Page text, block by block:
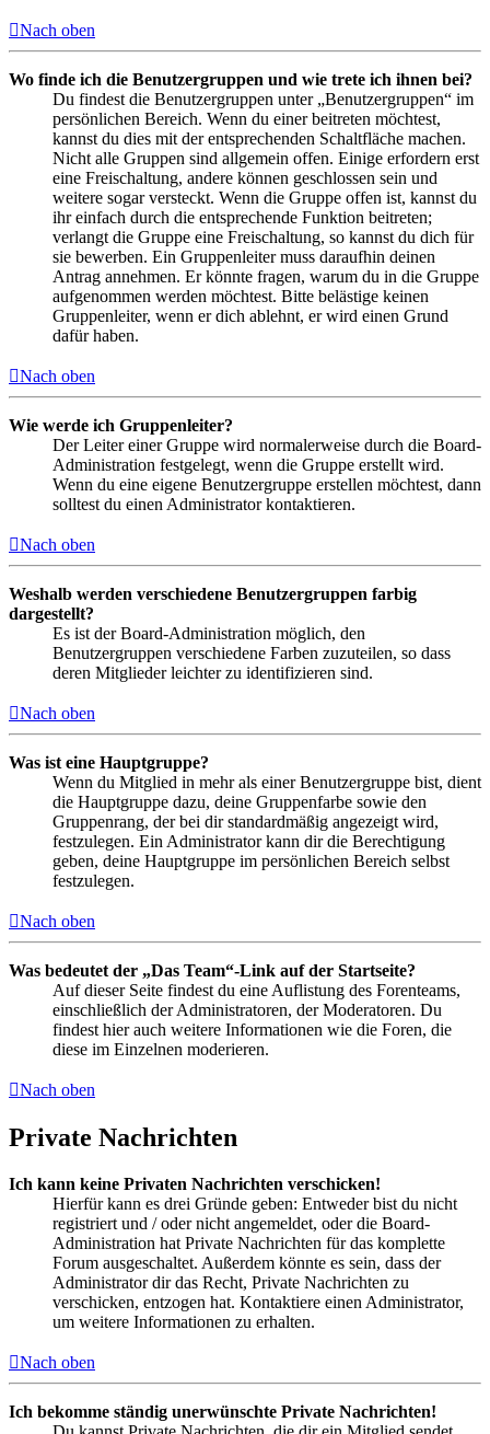
Nach oben
Wo finde ich die Benutzergruppen und wie trete ich ihnen bei?
Du findest die Benutzergruppen unter „Benutzergruppen“ im
persönlichen Bereich. Wenn du einer beitreten möchtest,
kannst du dies mit der entsprechenden Schaltfläche machen.
Nicht alle Gruppen sind allgemein offen. Einige erfordern erst
eine Freischaltung, andere können geschlossen sein und
weitere sogar versteckt. Wenn die Gruppe offen ist, kannst du
ihr einfach durch die entsprechende Funktion beitreten;
verlangt die Gruppe eine Freischaltung, so kannst du dich für
sie bewerben. Ein Gruppenleiter muss daraufhin deinen
Antrag annehmen. Er könnte fragen, warum du in die Gruppe
aufgenommen werden möchtest. Bitte belästige keinen
Gruppenleiter, wenn er dich ablehnt, er wird einen Grund
dafür haben.
Nach oben
Wie werde ich Gruppenleiter?
Der Leiter einer Gruppe wird normalerweise durch die Board-
Administration festgelegt, wenn die Gruppe erstellt wird.
Wenn du eine eigene Benutzergruppe erstellen möchtest, dann
solltest du einen Administrator kontaktieren.
Nach oben
Weshalb werden verschiedene Benutzergruppen farbig
dargestellt?
Es ist der Board-Administration möglich, den
Benutzergruppen verschiedene Farben zuzuteilen, so dass
deren Mitglieder leichter zu identifizieren sind.
Nach oben
Was ist eine Hauptgruppe?
Wenn du Mitglied in mehr als einer Benutzergruppe bist, dient
die Hauptgruppe dazu, deine Gruppenfarbe sowie den
Gruppenrang, der bei dir standardmäßig angezeigt wird,
festzulegen. Ein Administrator kann dir die Berechtigung
geben, deine Hauptgruppe im persönlichen Bereich selbst
festzulegen.
Nach oben
Was bedeutet der „Das Team“-Link auf der Startseite?
Auf dieser Seite findest du eine Auflistung des Forenteams,
einschließlich der Administratoren, der Moderatoren. Du
findest hier auch weitere Informationen wie die Foren, die
diese im Einzelnen moderieren.
Nach oben
Private Nachrichten
Ich kann keine Privaten Nachrichten verschicken!
Hierfür kann es drei Gründe geben: Entweder bist du nicht
registriert und / oder nicht angemeldet, oder die Board-
Administration hat Private Nachrichten für das komplette
Forum ausgeschaltet. Außerdem könnte es sein, dass der
Administrator dir das Recht, Private Nachrichten zu
verschicken, entzogen hat. Kontaktiere einen Administrator,
um weitere Informationen zu erhalten.
Nach oben
Ich bekomme ständig unerwünschte Private Nachrichten!